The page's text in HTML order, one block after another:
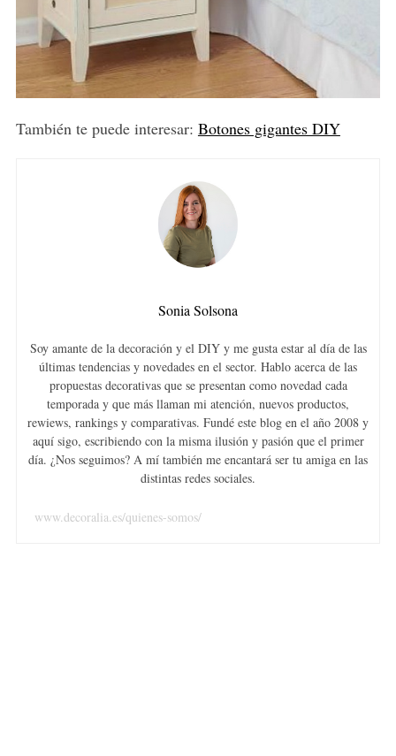
También te puede interesar: Botones gigantes DIY
Sonia Solsona
Soy amante de la decoración y el DIY y me gusta estar al día de las
últimas tendencias y novedades en el sector. Hablo acerca de las
propuestas decorativas que se presentan como novedad cada
temporada y que más llaman mi atención, nuevos productos,
rewiews, rankings y comparativas. Fundé este blog en el año 2008 y
aquí sigo, escribiendo con la misma ilusión y pasión que el primer
día. ¿Nos seguimos? A mí también me encantará ser tu amiga en las
distintas redes sociales.
www.decoralia.es/quienes-somos/